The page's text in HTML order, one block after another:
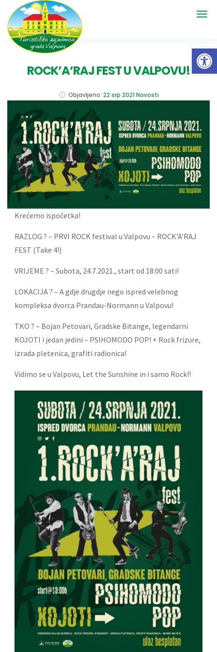
ROCK’A’RAJ FEST U VALPOVU!
Objavljeno: 22 srp 2021 Novosti
Krećemo ispočetka!
RAZLOG ? – PRVI ROCK festival u Valpovu – ROCK’A’RAJ
FEST (Take 4!)
VRIJEME ? – Subota, 24.7.2021., start od 18:00 sati!
LOKACIJA ? – A gdje drugdje nego ispred velebnog
kompleksa dvorca Prandau-Normann u Valpovu!
TKO ? – Bojan Petovari, Gradske Bitange, legendarni
KOJOTI i jedan jedini – PSIHOMODO POP! + Rock frizure,
izrada pletenica, grafiti radionica!
Vidimo se u Valpovu, Let the Sunshine in i samo Rock!!